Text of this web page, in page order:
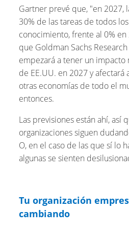
Gartner prevé que, "en 2027,
30% de las tareas de todos
conocimiento, frente al 0%
que Goldman Sachs
empezará a tener un impacto
de EE.UU. en 2027 y
otras economías de todo el
entonces.
Las previsiones están ahí, así
organizaciones siguen
O, en el caso de las que sí lo
algunas se sienten
Tu organización
cambiando